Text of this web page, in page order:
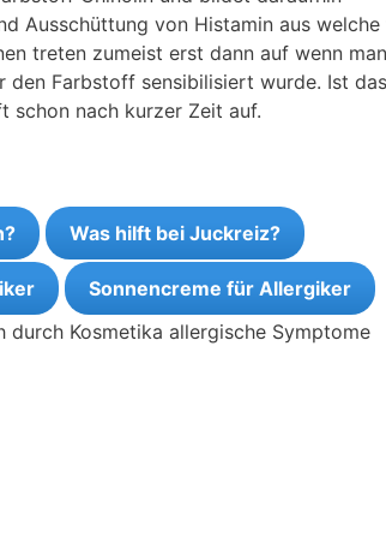
Ausschüttung von Histamin aus welche
treten zumeist erst dann auf wenn man
den Farbstoff sensibilisiert wurde. Ist das
schon nach kurzer Zeit auf.
Was hilft bei Juckreiz?
Sonnencreme für Allergiker
durch Kosmetika allergische Symptome